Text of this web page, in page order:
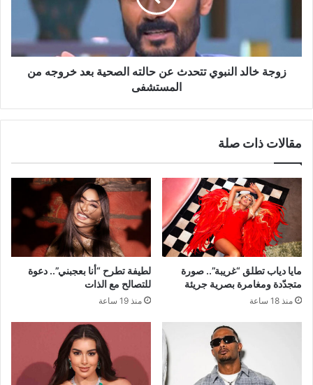
بعد
خروجه
زوجة خالد النبوي تتحدث عن حالته الصحية بعد خروجه من
المستشفى
مقالات ذات صلة
مايا دياب تطلق “غريبة”.. صورة
متجدّدة ومغامرة بصرية جريئة
منذ 18 ساعة
لطيفة تطرح “أنا بعجبني”.. دعوة
للتصالح مع الذات
منذ 19 ساعة